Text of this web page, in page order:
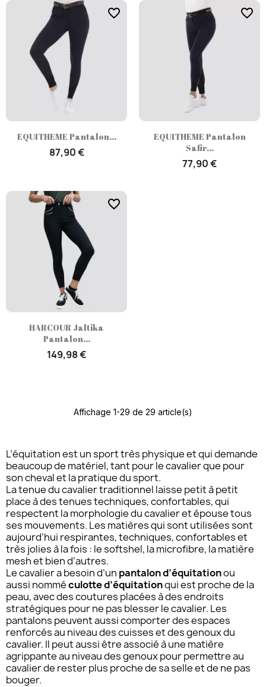
EQUITHEME Pantalon...
87,90 €
favorite_border
EQUITHEME Pantalon
Safir...
77,90 €
favorite_border
HARCOUR Jaltika
Pantalon...
149,98 €
favorite_border
Affichage 1-29 de 29 article(s)
L’équitation est un sport très physique et qui demande
beaucoup de matériel, tant pour le cavalier que pour
son cheval et la pratique du sport.
La tenue du cavalier traditionnel laisse petit à petit
place à des tenues techniques, confortables, qui
respectent la morphologie du cavalier et épouse tous
ses mouvements. Les matières qui sont utilisées sont
aujourd’hui respirantes, techniques, confortables et
très jolies à la fois : le softshel, la microfibre, la matière
mesh et bien d’autres.
Le cavalier a besoin d’un pantalon d’équitationou
aussi nomméculotte d’équitationqui est proche de la
peau, avec des coutures placées à des endroits
stratégiques pour ne pas blesser le cavalier. Les
pantalons peuvent aussi comporter des espaces
renforcés au niveau des cuisses et des genoux du
cavalier. Il peut aussi être associé à une matière
agrippante au niveau des genoux pour permettre au
cavalier de rester plus proche de sa selle et de ne pas
bouger.